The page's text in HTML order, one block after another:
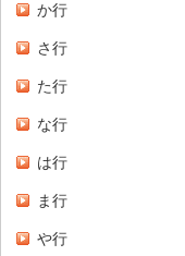
か行
さ行
た行
な行
は行
ま行
や行